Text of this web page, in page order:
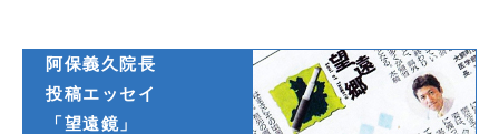
阿保義久院長
投稿エッセイ
「望遠鏡」